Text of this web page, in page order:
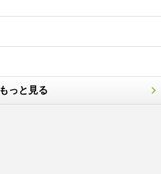
もっと見る